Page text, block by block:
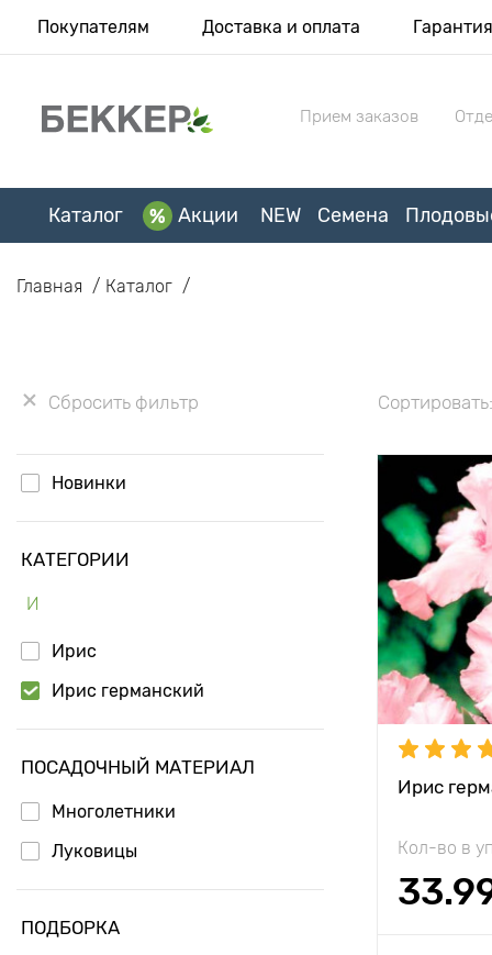
Покупателям Доставка и оплата Гарантия
Прием заказов
Каталог Акции NEW Семена
Главная Каталог
Сбросить фильтр
Новинки
КАТЕГОРИИ
И
Ирис
Ирис германский
ПОСАДОЧНЫЙ МАТЕРИАЛ
Многолетники
Луковицы
ПОДБОРКА
Сортировать:
Ирис
Кол-во в
Высота
Растояние
растениями